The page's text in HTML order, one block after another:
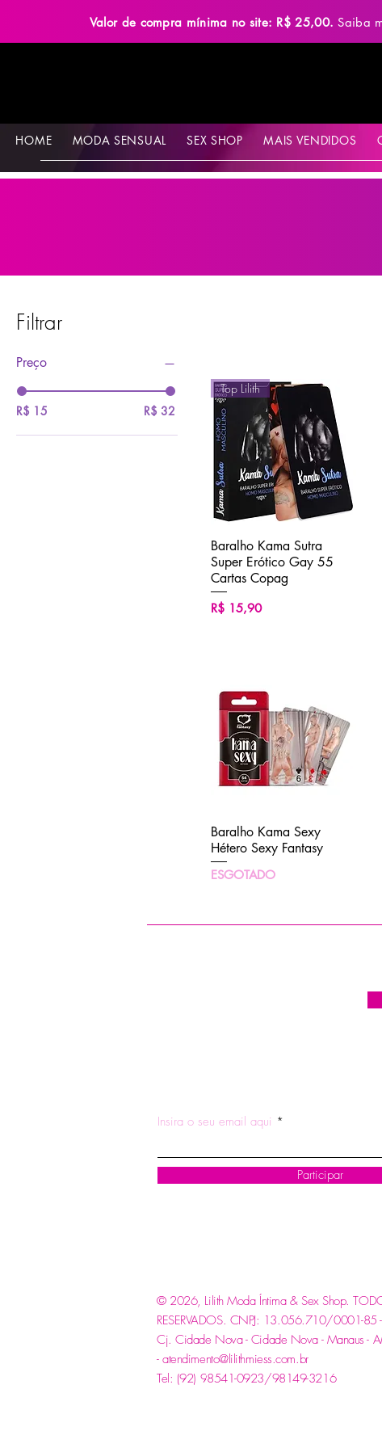
Valor de compra mínima no site: R$ 25,00.Saiba
HOME MODA SENSUAL SEX SHOP MAIS VENDIDOS
Filtrar
Preço
R$ 15 R$ 32
Visualização rápida
Top Lilith
Baralho Kama Sutra
Super Erótico Gay 55
Cartas Copag
Preço
R$ 15,90
Visualização rápida
Baralho Kama Sexy
Hétero Sexy Fantasy
ESGOTADO
Insira o seu email aqui
Participar
© 2026, Lilith Moda Íntima & Sex Shop.
RESERVADOS. CNPJ: 13.056.710/0001-85 -
Cj. Cidade Nova - Cidade Nova - Manaus -
-atendimento@lilithmiess.com.br
Tel: (92) 98541-0923/98149-3216